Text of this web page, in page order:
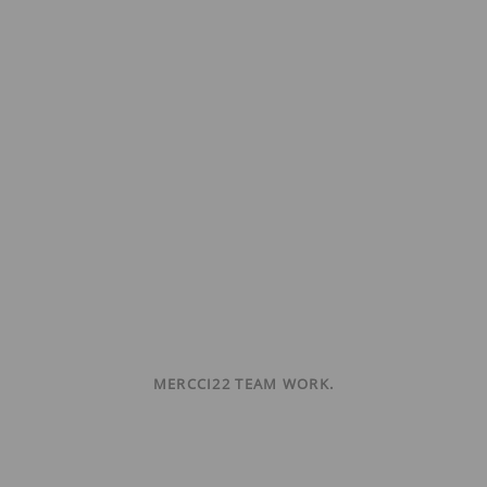
MERCCI22 TEAM WORK.